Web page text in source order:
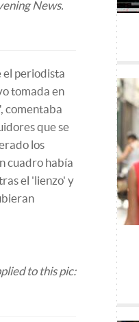
News.
el periodista
tomada en
comentaba
que se
los
cuadro había
el 'lienzo' y
to this pic: